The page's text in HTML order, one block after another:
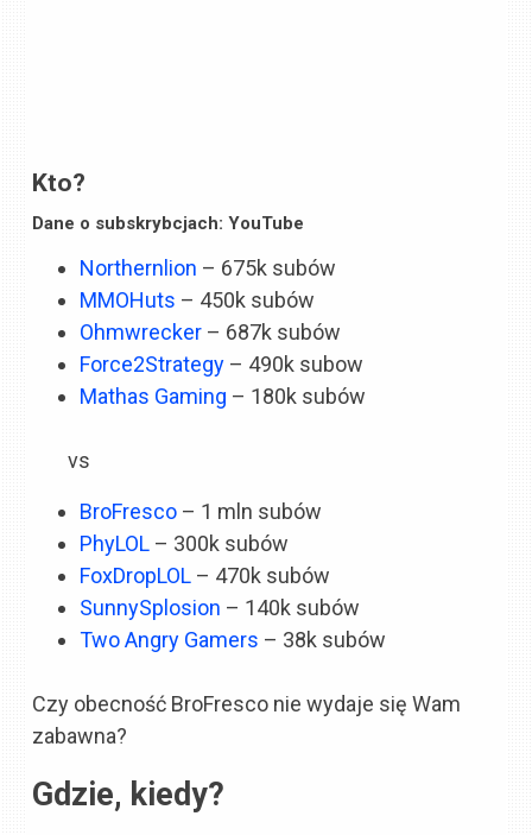
Kto?
Dane o subskrybcjach: YouTube
Northernlion – 675k subów
MMOHuts – 450k subów
Ohmwrecker – 687k subów
Force2Strategy – 490k subow
Mathas Gaming – 180k subów
vs
BroFresco – 1 mln subów
PhyLOL – 300k subów
FoxDropLOL – 470k subów
SunnySplosion – 140k subów
Two Angry Gamers – 38k subów
Czy obecność BroFresco nie wydaje się Wam
zabawna?
Gdzie, kiedy?